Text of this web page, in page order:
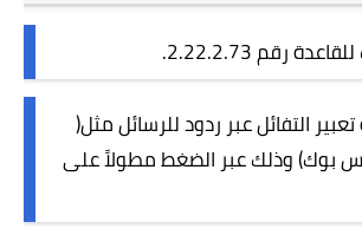
رقم 2.22.2.73.
التفائل عبر ردود للرسائل مثل(
بوك) وذلك عبر الضغط مطولاً على